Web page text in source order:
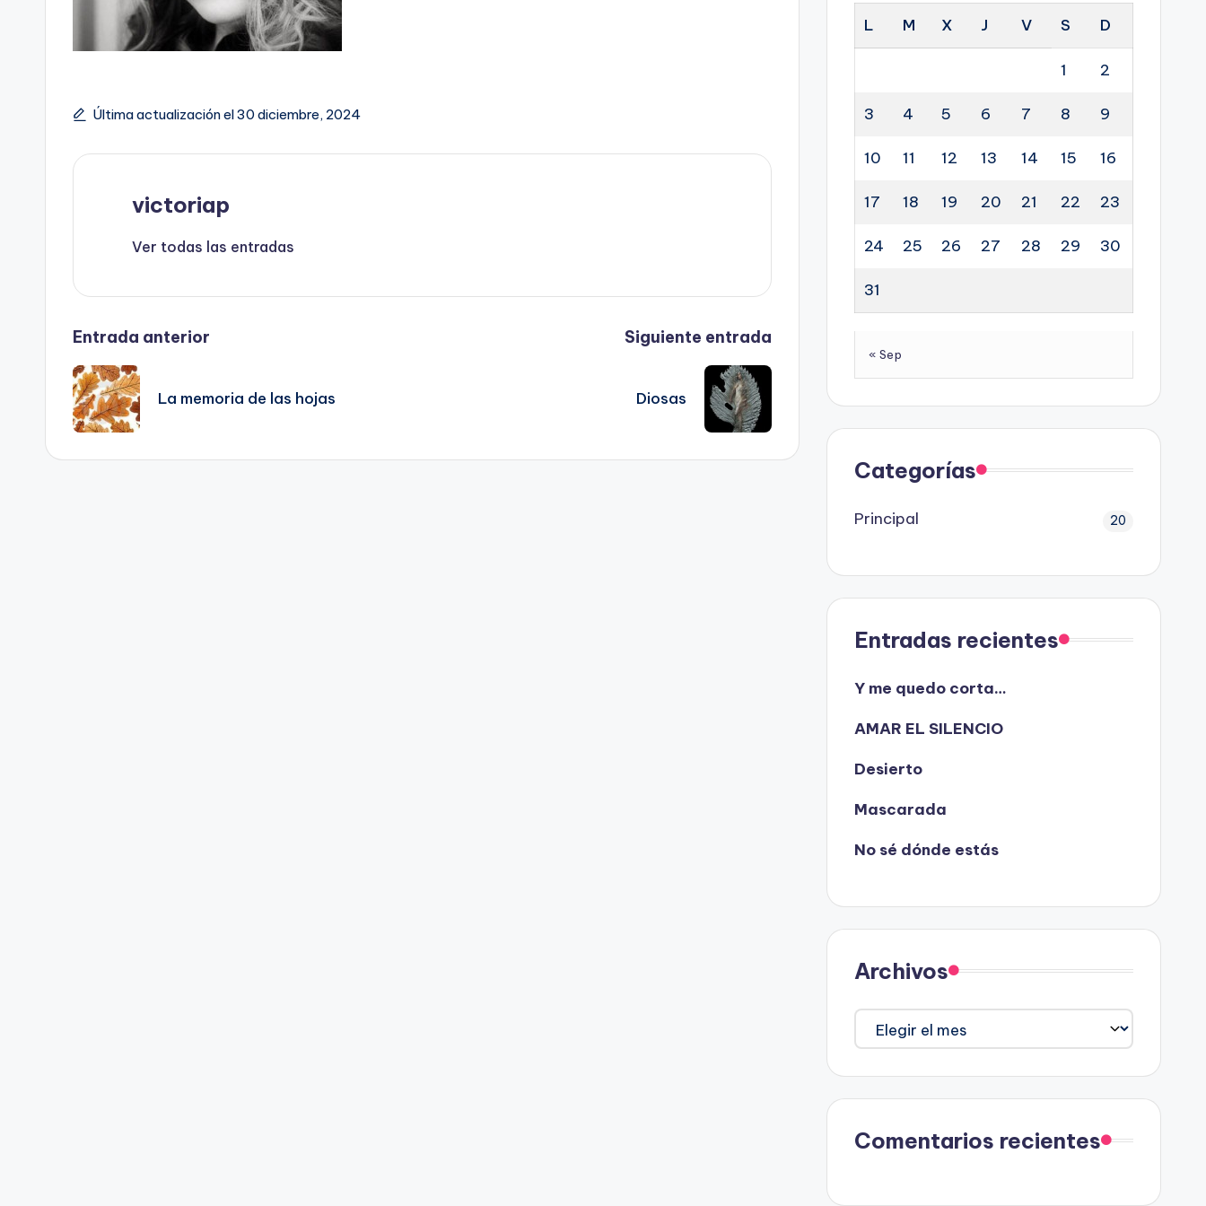
Última actualización el 30 diciembre, 2024
victoriap
Ver todas las entradas
Navegación
de
entradas
Entrada anterior
La memoria de las hojas
Siguiente entrada
Diosas
L M X J V S D
1 2
3 4 5 6 7 8 9
10 11 12 13 14 15 16
17 18 19 20 21 22 23
24 25 26 27 28 29 30
31
« Sep
Categorías
Principal 20
Entradas recientes
Y me quedo corta…
AMAR EL SILENCIO
Desierto
Mascarada
No sé dónde estás
Archivos
Archivos
Comentarios recientes